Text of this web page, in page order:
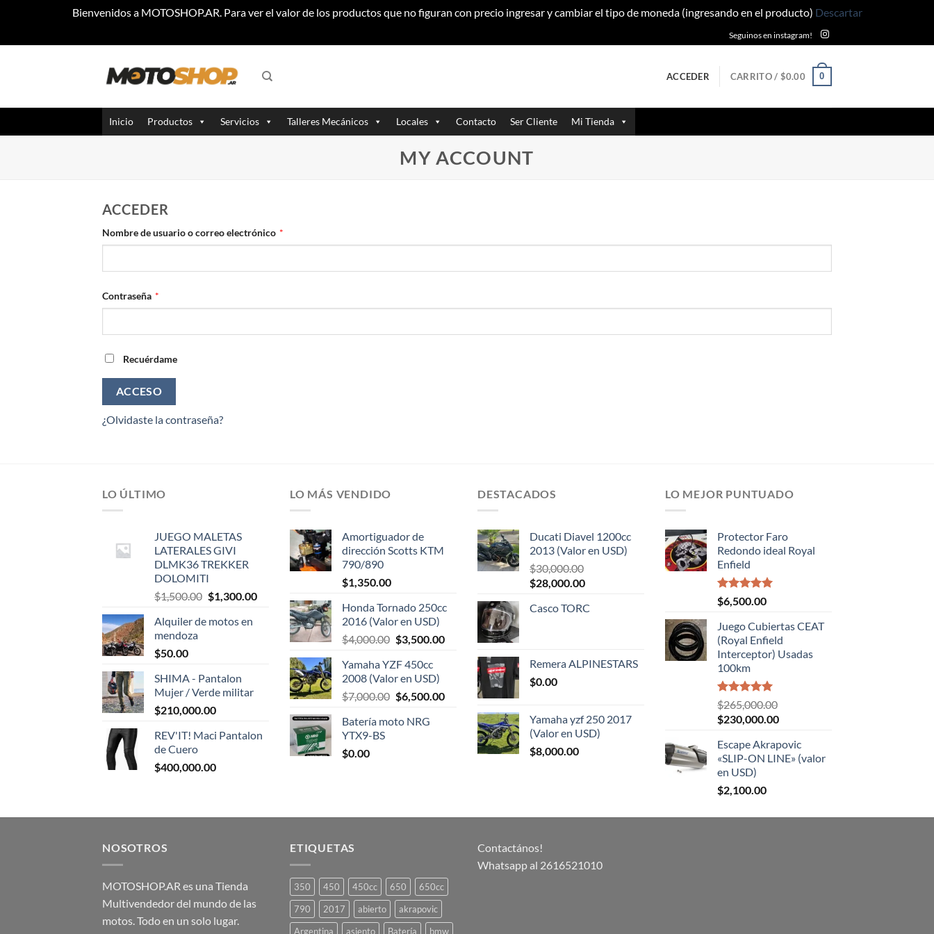
Bienvenidos a MOTOSHOP.AR. Para ver el valor de los productos que no figuran con precio ingresar y cambiar el tipo de moneda (ingresando en el producto) Descartar
al
Seguinos en instagram!
ACCEDER CARRITO / $0.00 0
Inicio Productos Servicios Talleres Mecánicos Locales Contacto Ser Cliente Mi Tienda
MY ACCOUNT
ACCEDER
Nombre de usuario o correo electrónico *
Contraseña *
Recuérdame
ACCESO
¿Olvidaste la contraseña?
LO ÚLTIMO
JUEGO MALETAS
LATERALES GIVI
DLMK36 TREKKER
DOLOMITI
$1,500.00 El
original
$1,300.00El
Alquiler de motos en
mendoza
$50.00
SHIMA - Pantalon
Mujer / Verde militar
$210,000.00
REV'IT! Maci Pantalon
de Cuero
$400,000.00
LO MÁS VENDIDO
Amortiguador de
dirección Scotts KTM
790/890
$1,350.00
Honda Tornado 250cc
2016 (Valor en USD)
$4,000.00 El
original
era:
$4,000.00.
$3,500.00El
$3,500.00.
Yamaha YZF 450cc
2008 (Valor en USD)
$7,000.00 El
original
$6,500.00El
$6,500.00.
Batería moto NRG
YTX9-BS
$0.00
DESTACADOS
Ducati Diavel 1200cc
2013 (Valor en USD)
$30,000.00
El
original
$28,000.00El
actual
Casco TORC
Remera ALPINESTARS
$0.00
Yamaha yzf 250 2017
(Valor en USD)
$8,000.00
LO MEJOR PUNTUADO
Protector Faro
Redondo ideal Royal
Enfield
Valorado
con
de 5
$6,500.00
Juego Cubiertas CEAT
(Royal Enfield
Interceptor) Usadas
100km
Valorado
con5.00
de 5
$265,000.00
El
original
era:
$265,000.00.
$230,000.00El
actual
es:
Escape Akrapovic
«SLIP-ON LINE» (valor
en USD)
$2,100.00
NOSOTROS
MOTOSHOP.AR es una Tienda
Multivendedor del mundo de las
motos. Todo en un solo lugar.
ETIQUETAS
350 450 450cc 650
650cc
790
2017 abierto
akrapovic
Argentina
asiento Batería bmw
Contactános!
Whatsapp al 2616521010